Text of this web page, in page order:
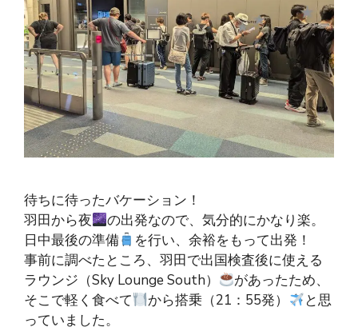
待ちに待ったバケーション！
羽田から夜
の出発なので、気分的にかなり楽。
日中最後の準備
を行い、余裕をもって出発！
事前に調べたところ、羽田で出国検査後に使える
ラウンジ（Sky Lounge South）
があったため、
そこで軽く食べて
から搭乗（21：55発）
と思
っていました。